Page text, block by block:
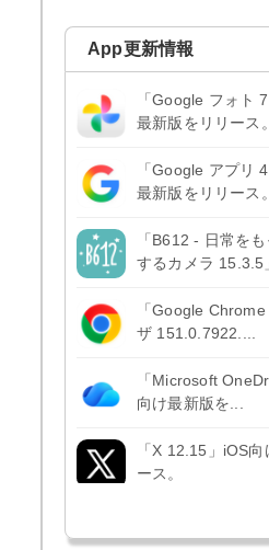
App更新情報
「Google フォト
最新版をリリース。
「Google アプリ
最新版をリリース。
「B612 - 日常を
するカメラ 15.3.5
「Google
ザ 151.0.7922....
「Microsoft
向け最新版を...
「X 12.15」iOS
ース。
リリース。Liguid